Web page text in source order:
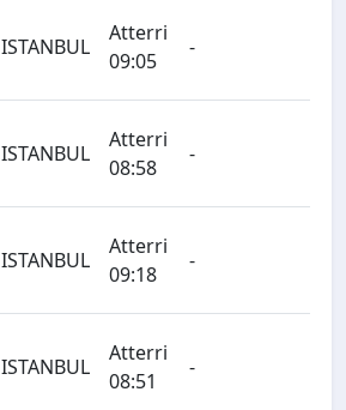
ISTANBUL
Atterri
09:05
-
ISTANBUL
Atterri
08:58
-
ISTANBUL
Atterri
09:18
-
ISTANBUL
Atterri
08:51
-